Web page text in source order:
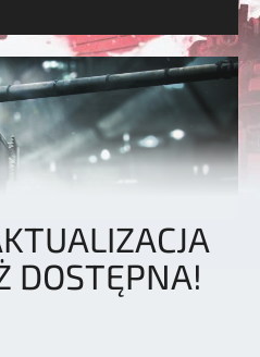
DOSTĘPNA!